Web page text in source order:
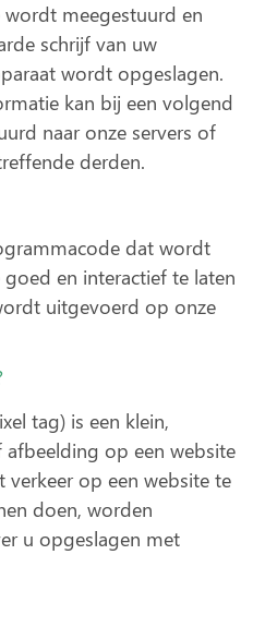
wordt meegestuurd en
schrijf van uw
wordt opgeslagen.
kan bij een volgend
naar onze servers of
derden.
dat wordt
en interactief te laten
uitgevoerd op onze
tag) is een klein,
op een website
op een website te
doen, worden
u opgeslagen met